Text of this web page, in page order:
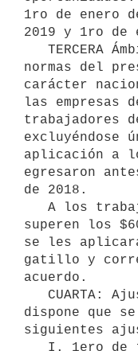
1ro de enero
2019 y 1ro de
normas del
carácter
las empresas
trabajadores
excluyéndose
aplicación a
egresaron
de 2018.
superen los
se les
gatillo y
acuerdo.
dispone que
siguientes